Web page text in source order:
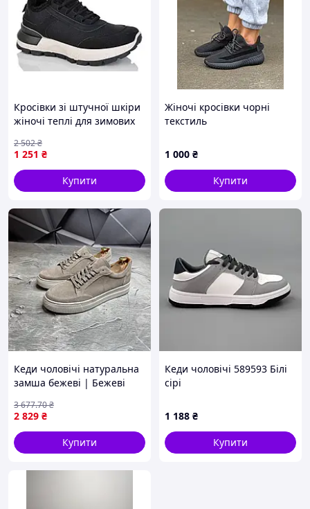
Кросівки зі штучної шкіри
жіночі теплі для зимових
холодну пору
1 251 ₴
2 502₴
Купити
Жіночі кросівки чорні
текстиль
1 000 ₴
Купити
Кеди чоловічі натуральна
замша бежеві | Бежеві
8045 виз
2 829 ₴
3 677.70₴
Купити
Кеди чоловічі 589593 Білі
сірі
1 188 ₴
Купити